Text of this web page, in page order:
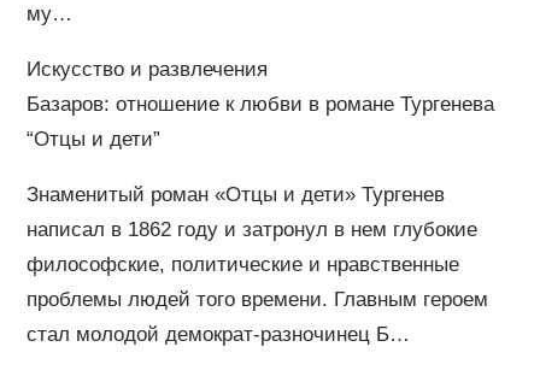
му…
Искусство и развлечения
Базаров: отношение к любви в романе Тургенева
“Отцы и дети”
Знаменитый роман «Отцы и дети» Тургенев
написал в 1862 году и затронул в нем глубокие
философские, политические и нравственные
проблемы людей того времени. Главным героем
стал молодой демократ-разночинец Б…